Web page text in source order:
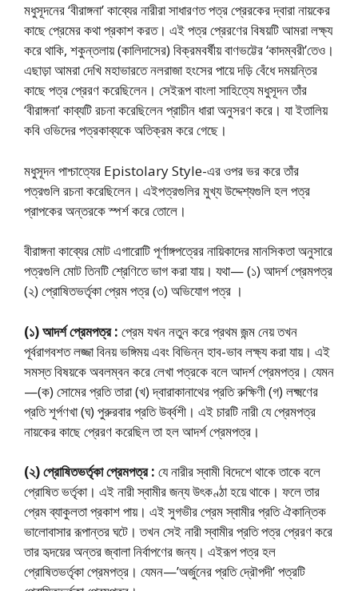
মধুসূদনের ‘বীরাঙ্গনা’ কাব্যের নারীরা সাধারণত পত্র প্রেরকের দ্বারা নায়কের
কাছে প্রেমের কথা প্রকাশ করত। এই পত্র প্রেরণের বিষয়টি আমরা লক্ষ্য
করে থাকি, শকুন্তলায় (কালিদাসের) বিক্রমবর্ষীয় বাণভট্টের ‘কাদম্বরী’তেও।
এছাড়া আমরা দেখি মহাভারতে নলরাজা হংসের পায়ে দড়ি বেঁধে দময়ন্তির
কাছে পত্র প্রেরণ করেছিলেন। সেইরূপ বাংলা সাহিত্যে মধুসূদন তাঁর
‘বীরাঙ্গনা’ কাব্যটি রচনা করেছিলেন প্রাচীন ধারা অনুসরণ করে। যা ইতালিয়
কবি ওভিদের পত্রকাব্যকে অতিক্রম করে গেছে।
মধুসূদন পাশ্চাত্যের Epistolary Style-এর ওপর ভর করে তাঁর
পত্রগুলি রচনা করেছিলেন। এইপত্রগুলির মুখ্য উদ্দেশ্যগুলি হল পত্র
প্রাপকের অন্তরকে স্পর্শ করে তোলে।
বীরাঙ্গনা কাব্যের মোট এগারোটি পূর্ণাঙ্গপত্রের নায়িকাদের মানসিকতা অনুসারে
পত্রগুলি মোট তিনটি শ্রেণিতে ভাগ করা যায়। যথা— (১) আদর্শ প্রেমপত্র
(২) প্রোষিতভর্তৃকা প্রেম পত্র (৩) অভিযোগ পত্র ।
(১) আদর্শ প্রেমপত্র : প্রেম যখন নতুন করে প্রথম জন্ম নেয় তখন
পূর্বরাগবশত লজ্জা বিনয় ভঙ্গিময় এবং বিভিন্ন হাব-ভাব লক্ষ্য করা যায়। এই
সমস্ত বিষয়কে অবলম্বন করে লেখা পত্রকে বলে আদর্শ প্রেমপত্র। যেমন
—(ক) সোমের প্রতি তারা (খ) দ্বারাকানাথের প্রতি রুক্ষিণী (গ) লক্ষ্মণের
প্রতি শূর্পণখা (ঘ) পুরুরবার প্রতি উর্ব্বশী। এই চারটি নারী যে প্রেমপত্র
নায়কের কাছে প্রেরণ করেছিল তা হল আদর্শ প্রেমপত্র।
(২) প্রোষিতভর্তৃকা প্রেমপত্র : যে নারীর স্বামী বিদেশে থাকে তাকে বলে
প্রোষিত ভর্তৃকা। এই নারী স্বামীর জন্য উৎকণ্ঠা হয়ে থাকে। ফলে তার
প্রেম ব্যাকুলতা প্রকাশ পায়। এই সুগভীর প্রেম স্বামীর প্রতি ঐকান্তিক
ভালোবাসার রূপান্তর ঘটে। তখন সেই নারী স্বামীর প্রতি পত্র প্রেরণ করে
তার হৃদয়ের অন্তর জ্বালা নির্বাপণের জন্য। এইরূপ পত্র হল
প্রোষিতভর্তৃকা প্রেমপত্র। যেমন—’অর্জুনের প্রতি দ্রৌপদী’ পত্রটি